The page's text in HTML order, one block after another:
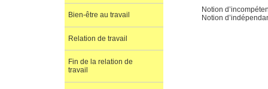
Notion
Notion
Bien-être au travail
Relation de travail
Fin de la relation de
travail